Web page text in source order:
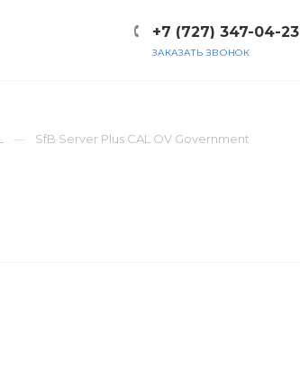
+7 (727) 347-04-23
ЗАКАЗАТЬ ЗВОНОК
SfB Server Plus CAL OV Government